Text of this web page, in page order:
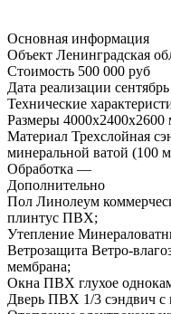
Основная информация
Объект Ленинградская
Стоимость 500 000 руб
Дата реализации
Технические
Размеры 4000х2400х2600
Материал Трехслойная
минеральной ватой (100
Обработка —
Дополнительно
Пол Линолеум
плинтус ПВХ;
Утепление
Ветрозащита Ветро-
мембрана;
Окна ПВХ глухое
Дверь ПВХ 1/3 сэндвич с